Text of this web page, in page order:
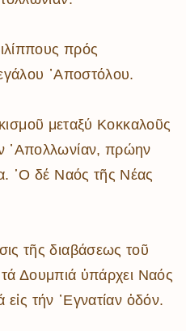
πρός
᾿Αποστόλου.
μεταξύ Κοκκαλοῦς
᾿Απολλωνίαν, πρώην
῾Ο δέ Ναός τῆς Νέας
τῆς διαβάσεως τοῦ
Δουμπιά ὑπάρχει Ναός
τήν ᾿Εγνατίαν ὁδόν.